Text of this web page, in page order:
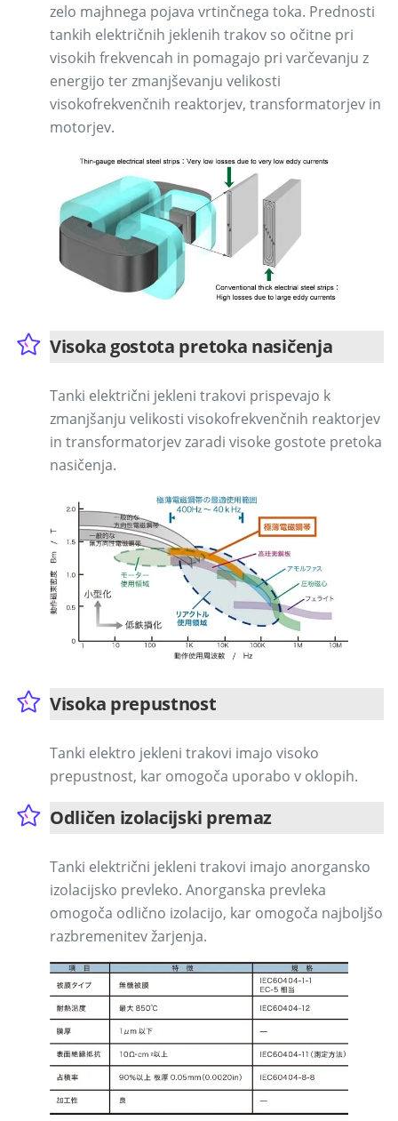
zelo majhnega pojava vrtinčnega toka. Prednosti
tankih električnih jeklenih trakov so očitne pri
visokih frekvencah in pomagajo pri varčevanju z
energijo ter zmanjševanju velikosti
visokofrekvenčnih reaktorjev, transformatorjev in
motorjev.
Visoka gostota pretoka nasičenja
Tanki električni jekleni trakovi prispevajo k
zmanjšanju velikosti visokofrekvenčnih reaktorjev
in transformatorjev zaradi visoke gostote pretoka
nasičenja.
Visoka prepustnost
Tanki elektro jekleni trakovi imajo visoko
prepustnost, kar omogoča uporabo v oklopih.
Odličen izolacijski premaz
Tanki električni jekleni trakovi imajo anorgansko
izolacijsko prevleko. Anorganska prevleka
omogoča odlično izolacijo, kar omogoča najboljšo
razbremenitev žarjenja.